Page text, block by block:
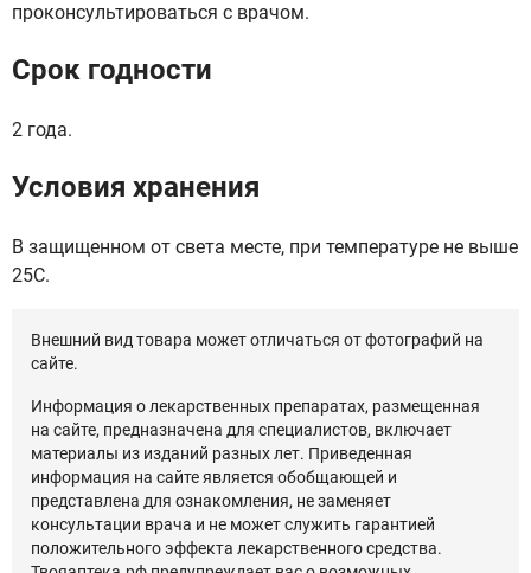
проконсультироваться с врачом.
Срок годности
2 года.
Условия хранения
В защищенном от света месте, при температуре не выше
25C.
Внешний вид товара может отличаться от фотографий на
сайте.
Информация о лекарственных препаратах, размещенная
на сайте, предназначена для специалистов, включает
материалы из изданий разных лет. Приведенная
информация на сайте является обобщающей и
представлена для ознакомления, не заменяет
консультации врача и не может служить гарантией
положительного эффекта лекарственного средства.